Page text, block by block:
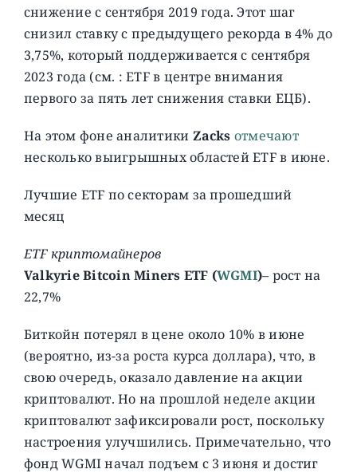
снижение с сентября 2019 года. Этот шаг
снизил ставку с предыдущего рекорда в 4% до
3,75%, который поддерживается с сентября
2023 года (см. : ETF в центре внимания
первого за пять лет снижения ставки ЕЦБ).
На этом фоне аналитики Zacks отмечают
несколько выигрышных областей ETF в июне.
Лучшие ETF по секторам за прошедший
месяц
ETF криптомайнеров
Valkyrie Bitcoin Miners ETF (WGMI)– рост на
22,7%
Биткойн потерял в цене около 10% в июне
(вероятно, из-за роста курса доллара), что, в
свою очередь, оказало давление на акции
криптовалют. Но на прошлой неделе акции
криптовалют зафиксировали рост, поскольку
настроения улучшились. Примечательно, что
фонд WGMI начал подъем с 3 июня и достиг